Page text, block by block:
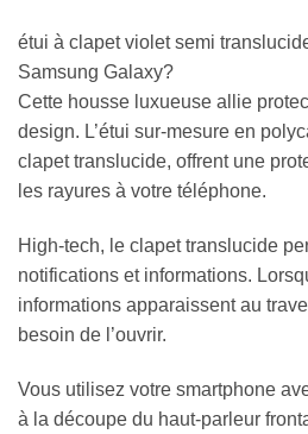
étui à clapet violet semi
Samsung Galaxy?
Cette housse luxueuse allie
design. L’étui sur-mesure en
clapet translucide, offrent une
les rayures à votre téléphone.
High-tech, le clapet translucide
notifications et informations.
informations apparaissent au
besoin de l’ouvrir.
Vous utilisez votre smartphone
à la découpe du haut-parleur